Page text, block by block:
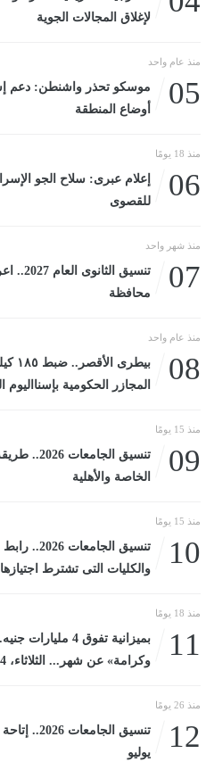
لإغلاق المجالات الجوية
منذ عام واحد
05
موسكو تحذر واشنطن: دعم
أوضاع المنطقة
منذ 18 يومًا
06
إعلام عبرى: سلاح الجو
للقصوى
منذ شهر واحد
07
محافظة
منذ عام واحد
08
المجازر الحكومية بإسنااليوم الجمعة، 4 أبريل
منذ 15 يومًا
09
تنسيق
الخاصة والأهلية
منذ 15 يومًا
10
تنسيق
والكليات التى تشترط اجتيازها
منذ 18 يومًا
11
بميزانية تفوق 4
وكرامة» عن شهر... الثلاثاء، 14 يوليو 2026 10:46 صـ
منذ 26 يومًا
12
يوليو